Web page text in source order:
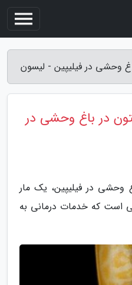
وحشی در فیلیپین - لیسون
در باغ وحشی در
وحشی در فیلیپین، یک مار
ای 50 کیلوگرمی است که خدمات درمانی به